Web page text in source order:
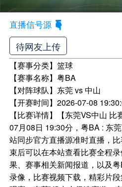
直播信号源
待网友上传
【赛事分类】篮球
【赛事名称】粤BA
【对阵球队】 东莞 vs 中山
【开赛时间】2026-07-08
【比赛详情】
【东莞VS中山
07月08日 19:30分，粤BA : 东
站同步官方直播源准时直播，
束后可以在本站查看比赛全程
果、赛事相关新闻报道，以及
录像，比赛视频下载，精彩片